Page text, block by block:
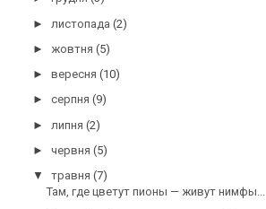
► листопада (2)
► жовтня (5)
► вересня (10)
► серпня (9)
► липня (2)
► червня (5)
▼
травня (7)
Там, где цветут пионы — живут нимфы...